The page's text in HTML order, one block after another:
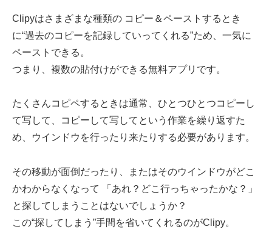
Clipyはさまざまな種類の コピー＆ペーストするとき
に“過去のコピーを記録していってくれる”ため、一気に
ペーストできる。
つまり、複数の貼付けができる無料アプリです。
たくさんコピペするときは通常、ひとつひとつコピーし
て写して、コピーして写してという作業を繰り返すた
め、ウインドウを行ったり来たりする必要があります。
その移動が面倒だったり、またはそのウインドウがどこ
かわからなくなって 「あれ？どこ行っちゃったかな？」
と探してしまうことはないでしょうか？
この“探してしまう”手間を省いてくれるのがClipy。